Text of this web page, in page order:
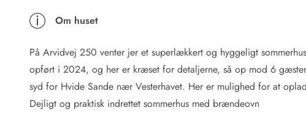
Forbrugsafregning (Strøm, vand...)
Lån og lej
Rengøring
Gavekort
Book tidligt
Lejebetingelser
Om huset
På Arvidvej 250 venter jer et superlækkert og hyggeligt
opført i 2024, og her er kræset for detaljerne, så op mod 6
syd for Hvide Sande nær Vesterhavet. Her er mulighed for at
Dejligt og praktisk indrettet sommerhus med brændeovn